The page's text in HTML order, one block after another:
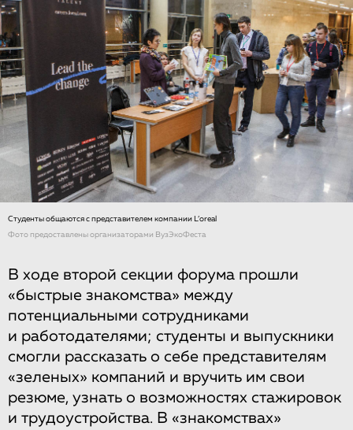
Студенты общаются с представителем компании L’oreal
Фото предоставлены организаторами ВузЭкоФеста
В ходе второй секции форума прошли
«быстрые знакомства» между
потенциальными сотрудниками
и работодателями; студенты и выпускники
смогли рассказать о себе представителям
«зеленых» компаний и вручить им свои
резюме, узнать о возможностях стажировок
и трудоустройства. В «знакомствах»